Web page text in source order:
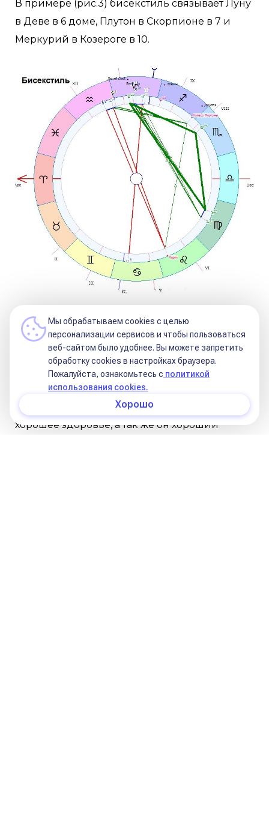
В примере (рис.3) бисекстиль связывает Луну
в Деве в 6 доме, Плутон в Скорпионе в 7 и
Меркурий в Козероге в 10.
Обладатель расчётлив, имеет холодную
голову и умеет использовать человеческие
ресурсы, что позволяет ему построить
хорошую карьеру. У него устойчивая психика,
хорошее здоровье, а так же он хороший
Мы обрабатываем cookies с целью
персонализации сервисов и чтобы пользоваться
веб-сайтом было удобнее. Вы можете запретить
обработку сookies в настройках браузера.
Пожалуйста, ознакомьтесь с политикой
использования cookies.
Хорошо